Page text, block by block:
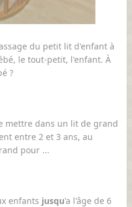
du petit lit d'enfant à
le tout-petit, l'enfant. À
?
mettre dans un lit de grand
entre 2 et 3 ans, au
pour ...
enfants jusqu'a l'âge de 6